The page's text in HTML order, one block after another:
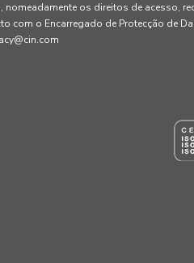
os direitos de acesso,
com o Encarregado de Protecção de